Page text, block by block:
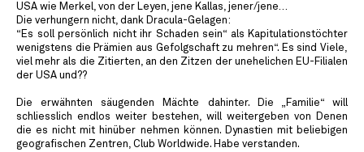
USA wie Merkel, von der Leyen, jene Kallas, jener/jene…
Die verhungern nicht, dank Dracula-Gelagen:
“Es soll persönlich nicht ihr Schaden sein“ als Kapitulationstöchter
wenigstens die Prämien aus Gefolgschaft zu mehren“. Es sind Viele,
viel mehr als die Zitierten, an den Zitzen der unehelichen EU-Filialen
der USA und??
Die erwähnten säugenden Mächte dahinter. Die „Familie“ will
schliesslich endlos weiter bestehen, will weitergeben von Denen
die es nicht mit hinüber nehmen können. Dynastien mit beliebigen
geografischen Zentren, Club Worldwide. Habe verstanden.